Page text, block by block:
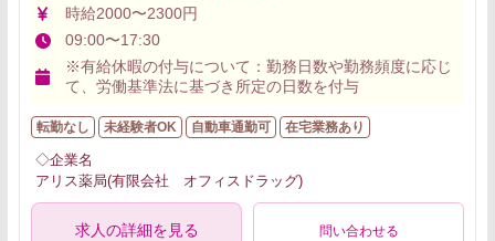
時給2000〜2300円
09:00〜17:30
※有給休暇の付与について：勤務日数や勤務頻度に応じ
て、労働基準法に基づき所定の日数を付与
転勤なし 未経験者OK 自動車通勤可 在宅業務あり
◇企業名
アリス薬局(有限会社 オフィスドラッグ)
求人の詳細を見る 問い合わせる